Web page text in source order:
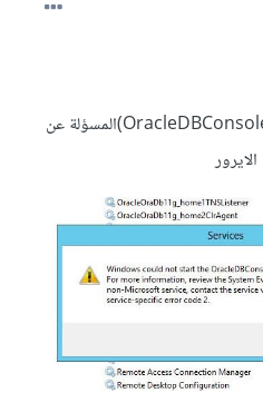
حاولت اشغل السيرفيس ( OracleDBConsoleorcl)المسؤلة عن